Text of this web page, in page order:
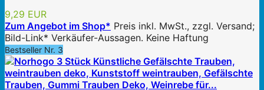
9,29 EUR
Zum Angebot im Shop* Preis inkl. MwSt., zzgl. Versand;
Bild-Link* Verkäufer-Aussagen. Keine Haftung
Bestseller Nr. 3